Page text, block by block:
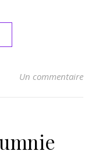
Un commentaire